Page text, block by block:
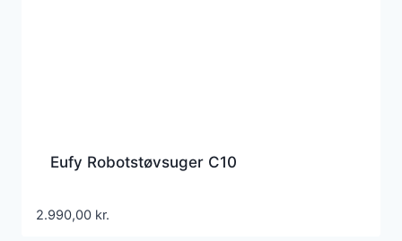
Eufy Robotstøvsuger C10
2.990,00 kr.